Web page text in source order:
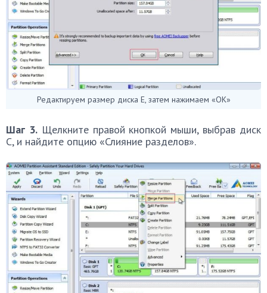
Редактируем размер диска Е, затем нажимаем «ОК»
Шаг 3.Щелкните правой кнопкой мыши, выбрав диск
C, и найдите опцию «Слияние разделов».